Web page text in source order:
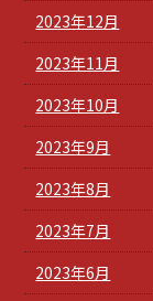
2023年12月
2023年11月
2023年10月
2023年9月
2023年8月
2023年7月
2023年6月